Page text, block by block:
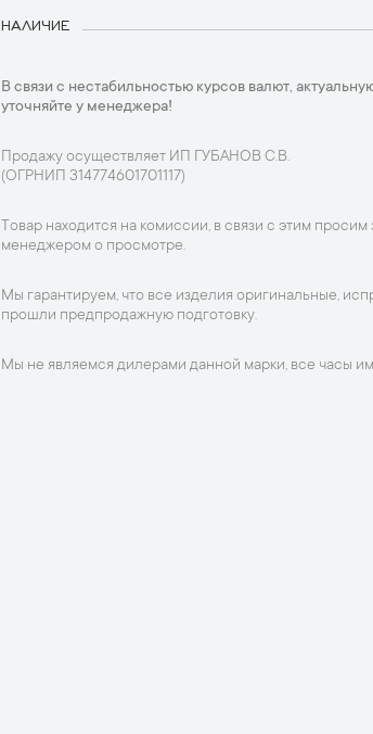
НАЛИЧИЕ
В связи с нестабильностью курсов валют,
уточняйте у менеджера!
Продажу осуществляет ИП ГУБАНОВ С.В.
(ОГРНИП 314774601701117)
Товар находится на комиссии, в связи с этим
менеджером о просмотре.
Мы гарантируем, что все изделия оригинальные,
прошли предпродажную подготовку.
Мы не являемся дилерами данной марки, все часы